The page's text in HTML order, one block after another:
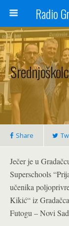
Share
Ječer je u
Superschools
učenika
Kikić“ iz
Futogu – Novi